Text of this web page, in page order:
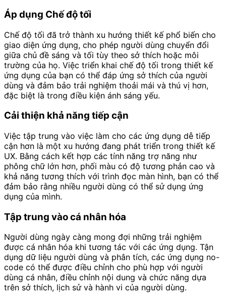
Áp dụng Chế độ tối
Chế độ tối đã trở thành xu hướng thiết kế phổ biến cho
giao diện ứng dụng, cho phép người dùng chuyển đổi
giữa chủ đề sáng và tối tùy theo sở thích hoặc môi
trường của họ. Việc triển khai chế độ tối trong thiết kế
ứng dụng của bạn có thể đáp ứng sở thích của người
dùng và đảm bảo trải nghiệm thoải mái và thú vị hơn,
đặc biệt là trong điều kiện ánh sáng yếu.
Cải thiện khả năng tiếp cận
Việc tập trung vào việc làm cho các ứng dụng dễ tiếp
cận hơn là một xu hướng đang phát triển trong thiết kế
UX. Bằng cách kết hợp các tính năng trợ năng như
phông chữ lớn hơn, phối màu có độ tương phản cao và
khả năng tương thích với trình đọc màn hình, bạn có thể
đảm bảo rằng nhiều người dùng có thể sử dụng ứng
dụng của mình.
Tập trung vào cá nhân hóa
Người dùng ngày càng mong đợi những trải nghiệm
được cá nhân hóa khi tương tác với các ứng dụng. Tận
dụng dữ liệu người dùng và phân tích, các ứng dụng no-
code có thể được điều chỉnh cho phù hợp với người
dùng cá nhân, điều chỉnh nội dung và chức năng dựa
trên sở thích, lịch sử và hành vi của người dùng.